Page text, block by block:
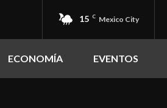
15 C Mexico City
ECONOMÍA EVENTOS